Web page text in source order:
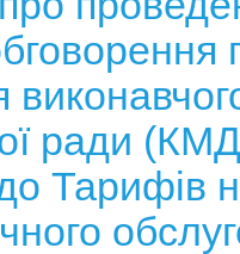
ради
Тарифів